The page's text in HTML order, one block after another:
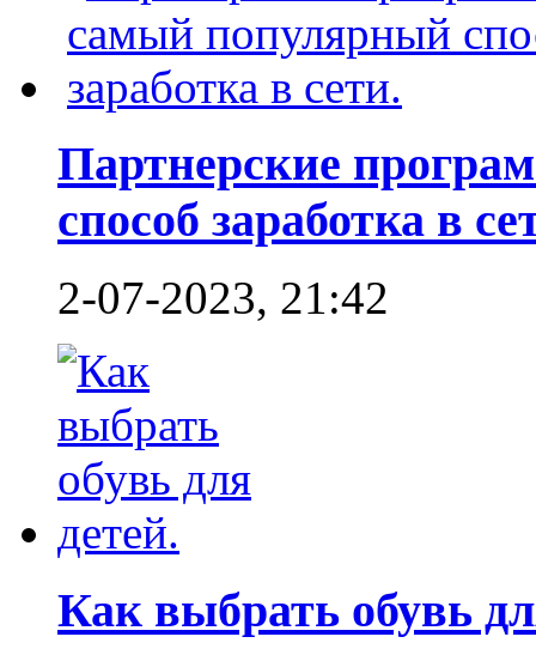
Партнерские
способ заработка в
2-07-2023, 21:42
Как выбрать обувь